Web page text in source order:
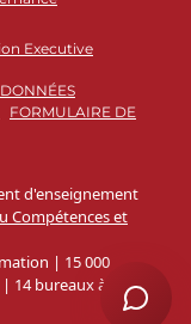
Executive
FORMULAIRE DE